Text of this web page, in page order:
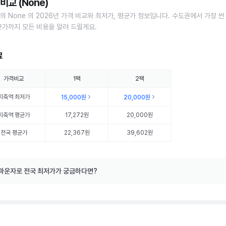
교 (None)
None 의 2026년 가격 비교와 최저가, 평균가 정보입니다. 수도권에서 가장 싼
가까지 모든 비용을 알려 드릴게요.
가격비교 1팩 2팩
축역최저가 15,000원 20,000원
축역평균가 17,272원 20,000원
전국 평균가 22,367원 39,602원
운자로 전국 최저가가 궁금하다면?